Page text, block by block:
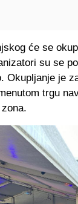
će se
su se
Okupljanje je
trgu